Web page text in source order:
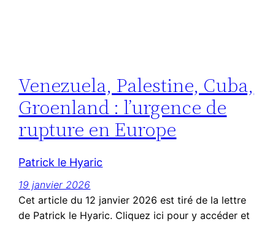
Venezuela, Palestine, Cuba,
Groenland : l’urgence de
rupture en Europe
Patrick le Hyaric
19 janvier 2026
Cet article du 12 janvier 2026 est tiré de la lettre
de Patrick le Hyaric. Cliquez ici pour y accéder et